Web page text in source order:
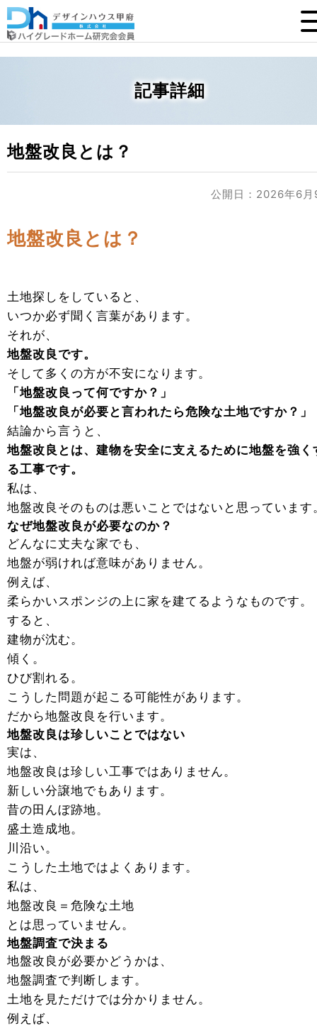
記事詳細
地盤改良とは？
公開日：2026年6月
地盤改良とは？
土地探しをしていると、
いつか必ず聞く言葉があります。
それが、
地盤改良です。
そして多くの方が不安になります。
「地盤改良って何ですか？」
「地盤改良が必要と言われたら危険な土地ですか？」
結論から言うと、
地盤改良とは、建物を安全に支えるために地盤を強く
る工事です。
私は、
地盤改良そのものは悪いことではないと思っています
なぜ地盤改良が必要なのか？
どんなに丈夫な家でも、
地盤が弱ければ意味がありません。
例えば、
柔らかいスポンジの上に家を建てるようなものです。
すると、
建物が沈む。
傾く。
ひび割れる。
こうした問題が起こる可能性があります。
だから地盤改良を行います。
地盤改良は珍しいことではない
実は、
地盤改良は珍しい工事ではありません。
新しい分譲地でもあります。
昔の田んぼ跡地。
盛土造成地。
川沿い。
こうした土地ではよくあります。
私は、
地盤改良＝危険な土地
とは思っていません。
地盤調査で決まる
地盤改良が必要かどうかは、
地盤調査で判断します。
土地を見ただけでは分かりません。
例えば、